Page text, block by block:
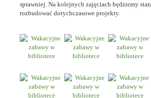
sprawniej. Na kolejnych zajęciach będziemy
rozbudować dotychczasowe projekty.